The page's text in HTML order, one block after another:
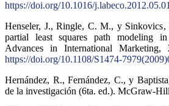
https://doi.org/10.1016/
Henseler, J., Ringle, C. M., y
partial least squares path modeling in
Advances in International
https://doi.org/10.1108/S1474-
Hernández, R., Fernández, C., y
de la investigación (6ta. ed.). McGraw-